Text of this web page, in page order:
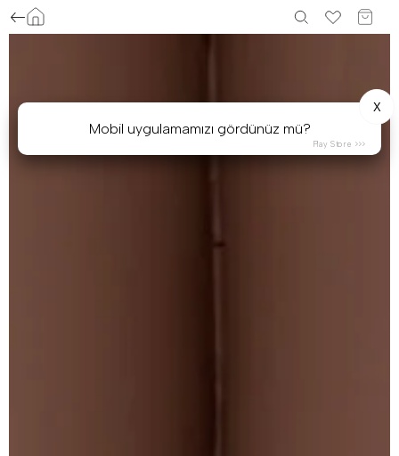
Mobil uygulamamızı gördünüz mü?
X
Play Store >>>